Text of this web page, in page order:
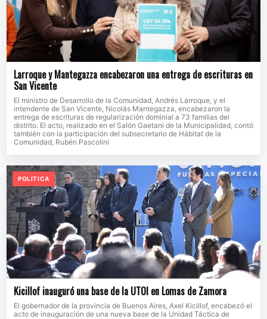
Larroque y Mantegazza encabezaron una entrega de escrituras en
San Vicente
El ministro de Desarrollo de la Comunidad, Andrés Larroque, y el
intendente de San Vicente, Nicolás Mantegazza, encabezaron la
entrega de escrituras de regularización dominial a 73 familias del
distrito. El acto, realizado en el Salón Gaetani de la Municipalidad, contó
también con la participación del subsecretario de Hábitat de la
Comunidad, Rubén Pascolini
POLITICA
Kicillof inauguró una base de la UTOI en Lomas de Zamora
El gobernador de la provincia de Buenos Aires, Axel Kicillof, encabezó el
acto de inauguración de una nueva base de la Unidad Táctica de